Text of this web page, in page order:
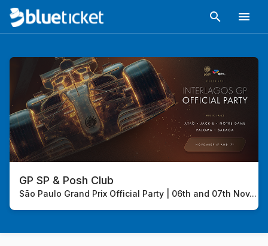
GP SP & Posh Club
São Paulo Grand Prix Official Party | 06th and 07th Nov...